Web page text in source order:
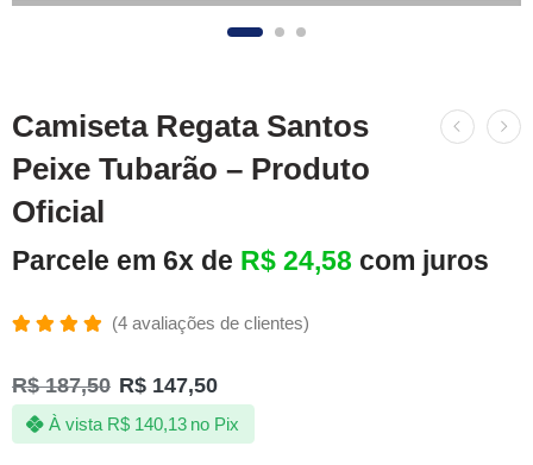
Camiseta Regata Santos
Peixe Tubarão – Produto
Oficial
Parcele em 6x de R$ 24,58 com juros
5.00de 5,
com
baseado
em
(4avaliações de clientes)
R$187,50 R$ 147,50
À vista R$140,13 no Pix